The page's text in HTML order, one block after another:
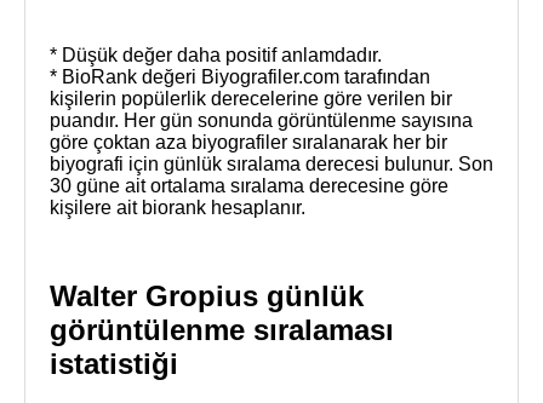
* Düşük değer daha positif anlamdadır.
* BioRank değeri Biyografiler.com tarafından
kişilerin popülerlik derecelerine göre verilen bir
puandır. Her gün sonunda görüntülenme sayısına
göre çoktan aza biyografiler sıralanarak her bir
biyografi için günlük sıralama derecesi bulunur. Son
30 güne ait ortalama sıralama derecesine göre
kişilere ait biorank hesaplanır.
Walter Gropius günlük
görüntülenme sıralaması
istatistiği